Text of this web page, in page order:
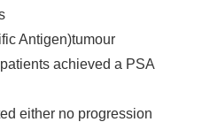
Antigen)tumour
achieved a PSA
either no progression